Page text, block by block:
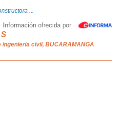
...
Información ofrecida por
civil, BUCARAMANGA